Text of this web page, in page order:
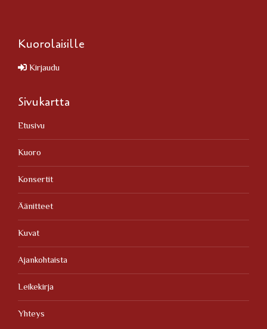
Kuorolaisille
Kirjaudu
Sivukartta
Etusivu
Kuoro
Konsertit
Äänitteet
Kuvat
Ajankohtaista
Leikekirja
Yhteys